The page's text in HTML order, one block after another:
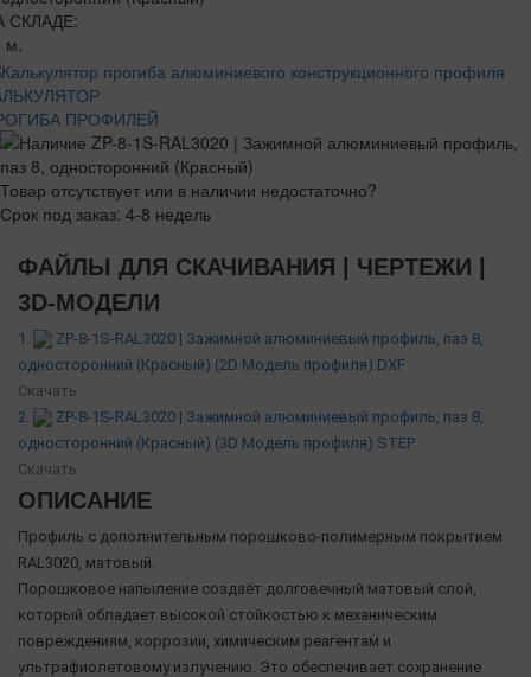
СКЛАДЕ:
м.
ПРОФИЛЕЙ
Товар отсутствует или в наличии недостаточно?
Срок под заказ: 4-8 недель
ФАЙЛЫ ДЛЯ СКАЧИВАНИЯ | ЧЕРТЕЖИ |
3D-МОДЕЛИ
1.
ZP-8-1S-RAL3020 | Зажимной алюминиевый профиль, паз 8,
односторонний (Красный) (2D Модель профиля).DXF
Скачать
2.
ZP-8-1S-RAL3020 | Зажимной алюминиевый профиль, паз 8,
односторонний (Красный) (3D Модель профиля).STEP
Скачать
ОПИСАНИЕ
Профиль с дополнительным порошково-полимерным покрытием
RAL3020, матовый.
Порошковое напыление создаёт долговечный матовый слой,
который обладает высокой стойкостью к механическим
повреждениям, коррозии, химическим реагентам и
ультрафиолетовому излучению. Это обеспечивает сохранение